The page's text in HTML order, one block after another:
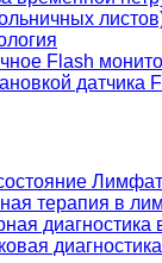
Flash
датчика
терапия в
диагностика